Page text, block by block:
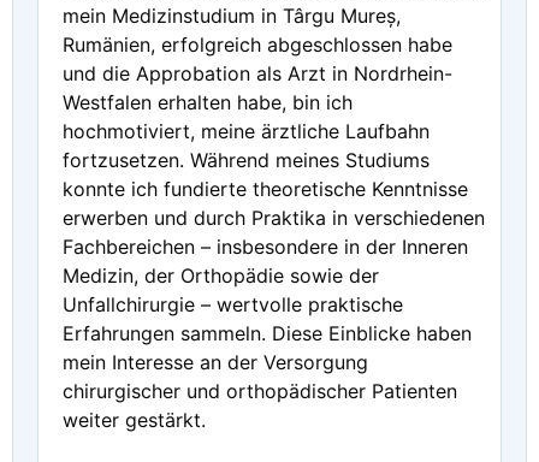
mein Medizinstudium in Târgu Mureș,
Rumänien, erfolgreich abgeschlossen habe
und die Approbation als Arzt in Nordrhein-
Westfalen erhalten habe, bin ich
hochmotiviert, meine ärztliche Laufbahn
fortzusetzen. Während meines Studiums
konnte ich fundierte theoretische Kenntnisse
erwerben und durch Praktika in verschiedenen
Fachbereichen – insbesondere in der Inneren
Medizin, der Orthopädie sowie der
Unfallchirurgie – wertvolle praktische
Erfahrungen sammeln. Diese Einblicke haben
mein Interesse an der Versorgung
chirurgischer und orthopädischer Patienten
weiter gestärkt.